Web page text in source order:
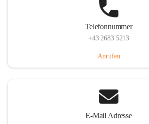
Telefonnummer
+43 2683 5213
Anrufen
E-Mail Adresse